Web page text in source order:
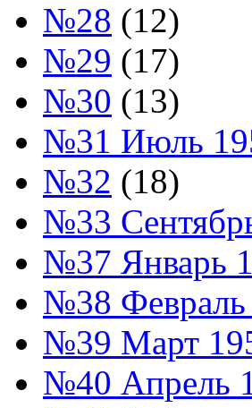
№28 (12)
№29 (17)
№30 (13)
№31 Июль
№32 (18)
№33
№37 Январь
№38 Февраль
№39 Март
№40 Апрель